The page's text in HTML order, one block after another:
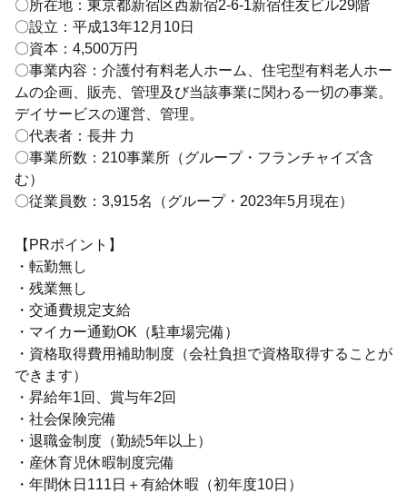
〇所在地：東京都新宿区西新宿2-6-1新宿住友ビル29階
〇設立：平成13年12月10日
〇資本：4,500万円
〇事業内容：介護付有料老人ホーム、住宅型有料老人ホー
ムの企画、販売、管理及び当該事業に関わる一切の事業。
デイサービスの運営、管理。
〇代表者：長井 力
〇事業所数：210事業所（グループ・フランチャイズ含
む）
〇従業員数：3,915名（グループ・2023年5月現在）
【PRポイント】
・転勤無し
・残業無し
・交通費規定支給
・マイカー通勤OK（駐車場完備）
・資格取得費用補助制度（会社負担で資格取得することが
できます）
・昇給年1回、賞与年2回
・社会保険完備
・退職金制度（勤続5年以上）
・産休育児休暇制度完備
・年間休日111日＋有給休暇（初年度10日）